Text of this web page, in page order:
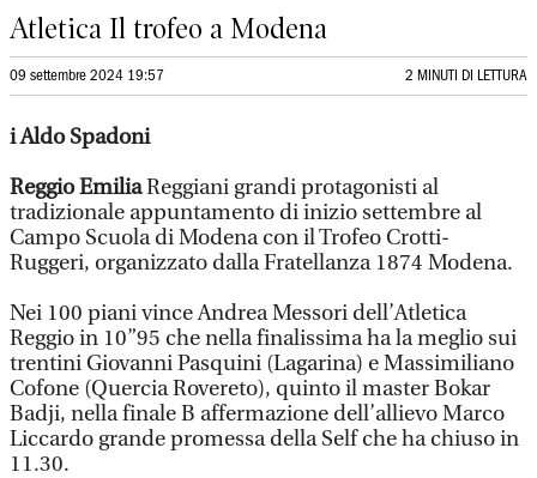
Atletica Il trofeo a Modena
09 settembre 2024 19:57 2 MINUTI DI LETTURA
i Aldo Spadoni
Reggio EmiliaReggiani grandi protagonisti al
tradizionale appuntamento di inizio settembre al
Campo Scuola di Modena con il Trofeo Crotti-
Ruggeri, organizzato dalla Fratellanza 1874 Modena.
Nei 100 piani vince Andrea Messori dell’Atletica
Reggio in 10”95 che nella finalissima ha la meglio sui
trentini Giovanni Pasquini (Lagarina) e Massimiliano
Cofone (Quercia Rovereto), quinto il master Bokar
Badji, nella finale B affermazione dell’allievo Marco
Liccardo grande promessa della Self che ha chiuso in
11.30.